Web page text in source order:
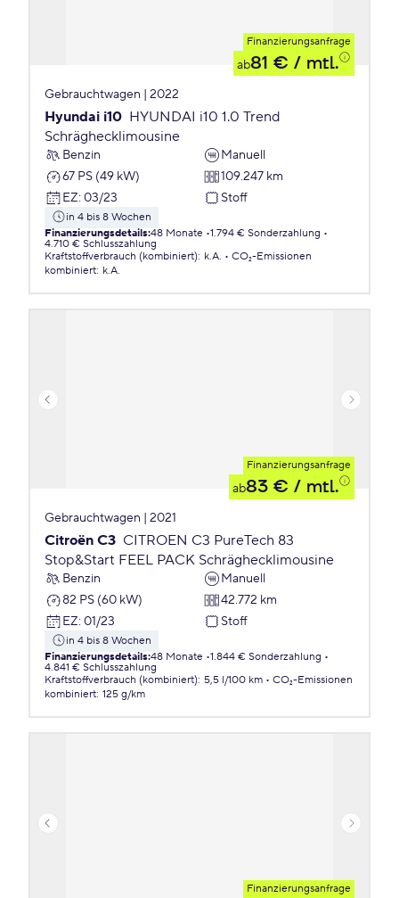
Finanzierungsanfrage
ab81 € / mtl.
Gebrauchtwagen | 2022
Hyundai i10 HYUNDAI i10 1.0 Trend
Schräghecklimousine
Benzin
Manuell
67 PS (49 kW)
109.247 km
EZ: 03/23 Stoff
in 4 bis 8 Wochen
Finanzierungsdetails:48 Monate 1.794 € Sonderzahlung
4.710 € Schlusszahlung
Kraftstoffverbrauch (kombiniert): k.A.
CO₂-Emissionen
kombiniert: k.A.
Finanzierungsanfrage
ab83 € / mtl.
Gebrauchtwagen | 2021
Citroën C3 CITROEN C3 PureTech 83
Stop&Start FEEL PACK Schräghecklimousine
Benzin
Manuell
82 PS (60 kW)
42.772 km
EZ: 01/23 Stoff
in 4 bis 8 Wochen
Finanzierungsdetails:48 Monate 1.844 € Sonderzahlung
4.841 € Schlusszahlung
Kraftstoffverbrauch (kombiniert): 5,5 l/100 km
CO₂-Emissionen
kombiniert: 125 g/km
Finanzierungsanfrage